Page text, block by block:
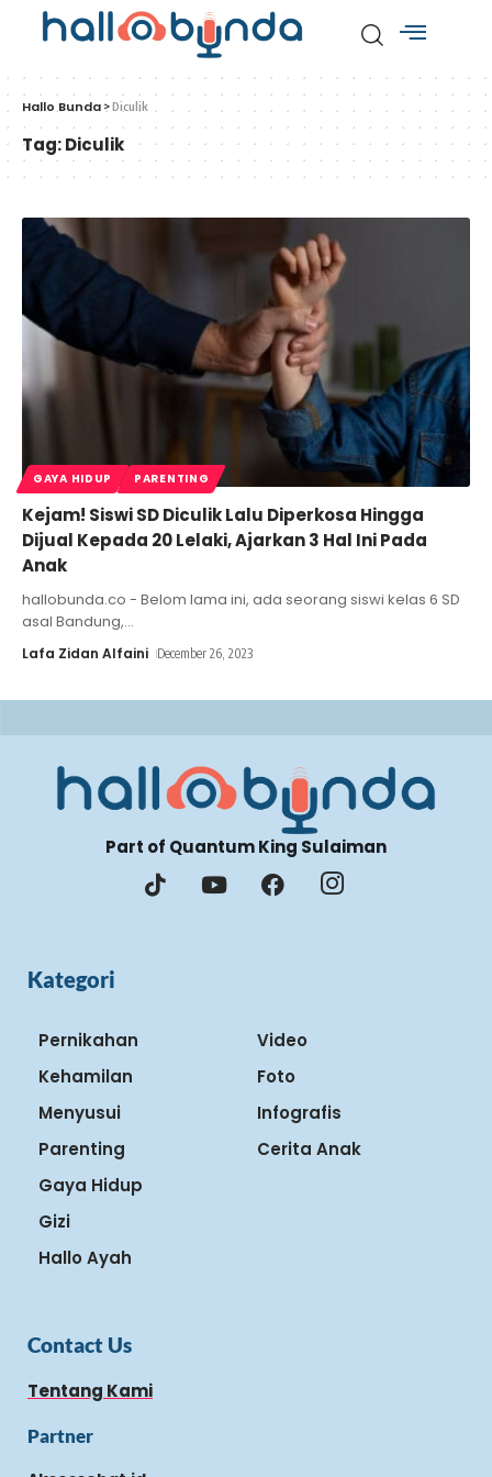
Hallo Bunda >Diculik
Tag:Diculik
GAYA HIDUP PARENTING
Kejam! Siswi SD Diculik Lalu Diperkosa Hingga
Dijual Kepada 20 Lelaki, Ajarkan 3 Hal Ini Pada
Anak
hallobunda.co - Belom lama ini, ada seorang siswi kelas 6 SD
asal Bandung,…
Lafa Zidan Alfaini December 26, 2023
Part of Quantum King Sulaiman
Kategori
Pernikahan
Kehamilan
Menyusui
Parenting
Gaya Hidup
Gizi
Hallo Ayah
Video
Foto
Infografis
Cerita Anak
Contact Us
Tentang Kami
Partner